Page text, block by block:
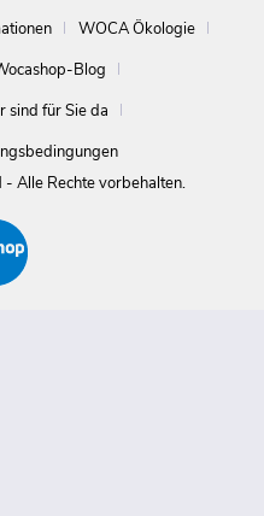
WOCA Ökologie
Blog
sind für Sie da
Alle Rechte vorbehalten.